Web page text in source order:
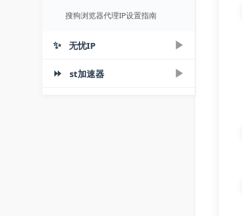
搜狗浏览器代理IP设置指南
✨ 无忧IP ▶
注册 | 购买|免费测试 ▶
⏩ st加速器 ▶